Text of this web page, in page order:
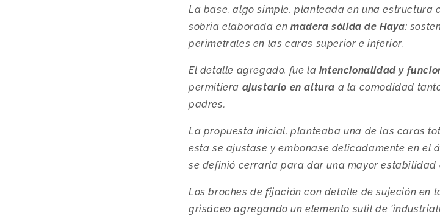
La base, algo simple, planteada en una estructura
sobria elaborada enmadera sólida de Haya;
perimetrales en las caras superior e inferior.
El detalle agregado, fue la intencionalidad y
permitiera ajustarlo en altura a la comodidad
padres.
La propuesta inicial, planteaba una de las caras
esta se ajustase y embonase delicadamente en el
se definió cerrarla para dar una mayor estabilidad
Los broches de fijación con detalle de sujeción en
grisáceo agregando un elemento sutil de